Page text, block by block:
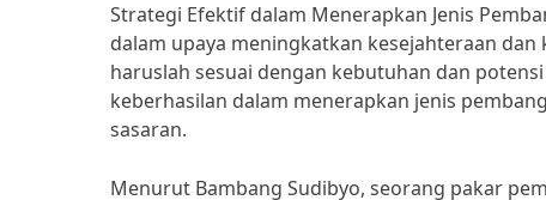
Strategi Efektif dalam Menerapkan Jenis
dalam upaya meningkatkan kesejahteraan
haruslah sesuai dengan kebutuhan dan
keberhasilan dalam menerapkan jenis
sasaran.
Menurut Bambang Sudibyo, seorang pakar